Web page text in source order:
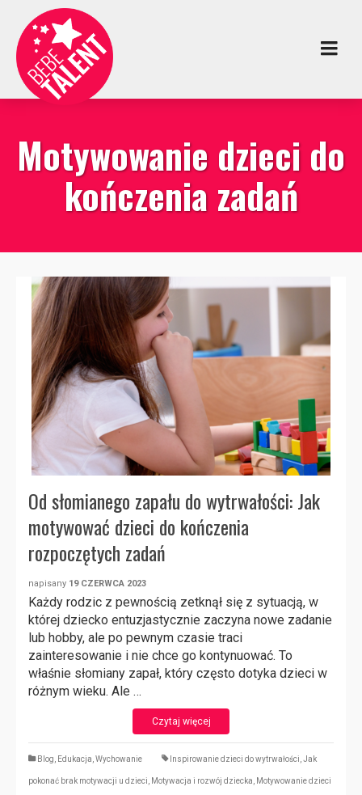
Motywowanie dzieci do
kończenia zadań
Od słomianego zapału do wytrwałości: Jak
motywować dzieci do kończenia
rozpoczętych zadań
napisany 19 CZERWCA 2023
Każdy rodzic z pewnością zetknął się z sytuacją, w
której dziecko entuzjastycznie zaczyna nowe zadanie
lub hobby, ale po pewnym czasie traci
zainteresowanie i nie chce go kontynuować. To
właśnie słomiany zapał, który często dotyka dzieci w
różnym wieku. Ale …
Czytaj więcej
Blog Edukacja Wychowanie Inspirowanie dzieci do wytrwałości Jak
pokonać brak motywacji u dzieci Motywacja i rozwój dziecka Motywowanie dzieci